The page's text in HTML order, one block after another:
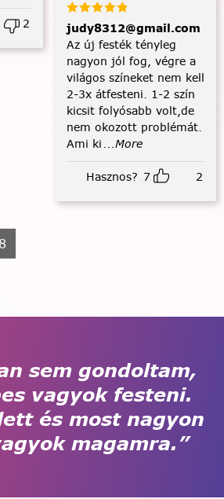
2
judy8312@gmail.com
Az új festék tényleg
nagyon jól fog, végre a
világos színeket nem kell
2-3x átfesteni. 1-2 szín
kicsit folyósabb volt,de
nem okozott problémát.
Ami ki ...More
Hasznos? 7 2
sem gondoltam,
vagyok festeni.
és most nagyon
magamra.”